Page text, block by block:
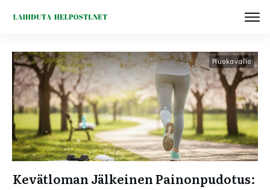
Ruokavalio
Kevätloman Jälkeinen Painonpudotus: